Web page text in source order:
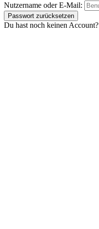
Nutzername oder E-Mail:
Du hast noch keinen Account?